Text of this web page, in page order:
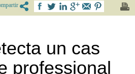
un cas
professional